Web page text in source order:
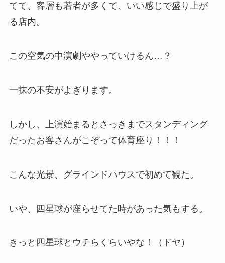
てて、客層も若者が多くて、いい感じで盛り上が
る店内。
この空気の中演劇ややっていけるん…？
一抹の不安がよぎります。
しかし、上演始まるとさっきまでスタンディング
だったお客さんがこぞって体育座り！！！
こんな光景、グラインドハウスで初めて観た。
いや、四星球が座らせてた時があった気もする。
きっと四星球とウチらくらいやな！（ドヤ）